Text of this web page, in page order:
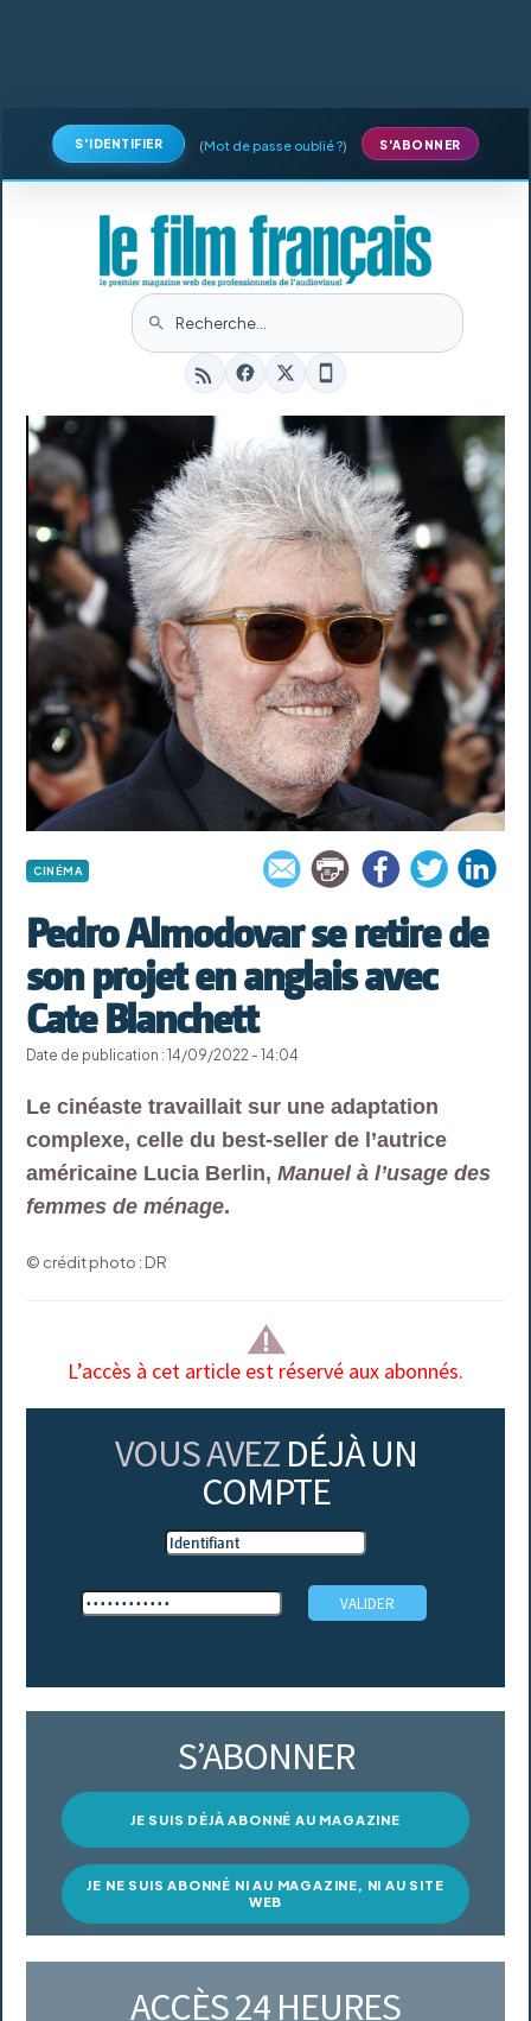
S'IDENTIFIER (Mot de passe oublié ?) S'ABONNER
CINÉMA
Pedro Almodovar se retire de
son projet en anglais avec
Cate Blanchett
Date de publication : 14/09/2022 - 14:04
Le cinéaste travaillait sur une adaptation
complexe, celle du best-seller de l’autrice
américaine Lucia Berlin,Manuel à l’usage des
femmes de ménage.
© crédit photo : DR
L’accès à cet article est réservé aux abonnés.
VOUS AVEZ DÉJÀ UN
COMPTE
S’ABONNER
JE SUIS DÉJÀ ABONNÉ AU MAGAZINE
JE NE SUIS ABONNÉ NI AU MAGAZINE, NI AU SITE
WEB
ACCÈS 24 HEURES